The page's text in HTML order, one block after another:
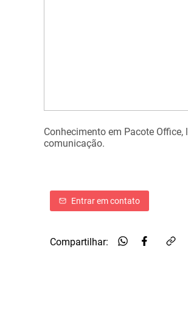
Conhecimento em Pacote
comunicação.
Entrar em contato
Compartilhar: